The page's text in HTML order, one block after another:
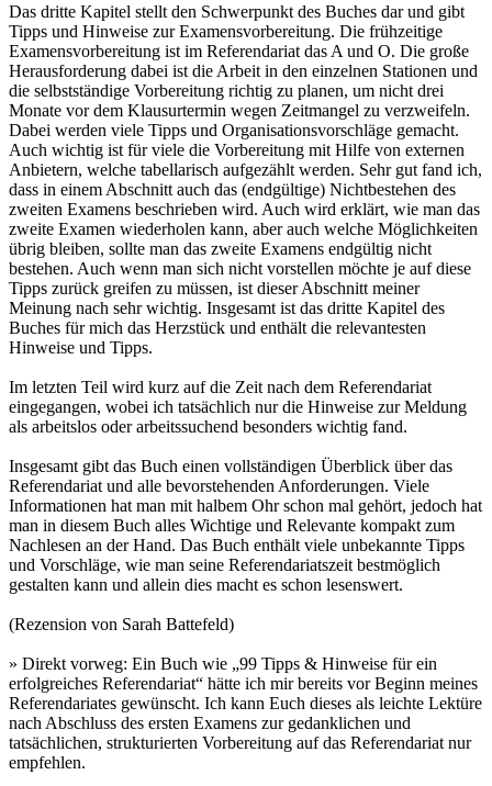
Das dritte Kapitel stellt den Schwerpunkt des Buches dar und gibt
Tipps und Hinweise zur Examensvorbereitung. Die frühzeitige
Examensvorbereitung ist im Referendariat das A und O. Die große
Herausforderung dabei ist die Arbeit in den einzelnen Stationen und
die selbstständige Vorbereitung richtig zu planen, um nicht drei
Monate vor dem Klausurtermin wegen Zeitmangel zu verzweifeln.
Dabei werden viele Tipps und Organisationsvorschläge gemacht.
Auch wichtig ist für viele die Vorbereitung mit Hilfe von externen
Anbietern, welche tabellarisch aufgezählt werden. Sehr gut fand ich,
dass in einem Abschnitt auch das (endgültige) Nichtbestehen des
zweiten Examens beschrieben wird. Auch wird erklärt, wie man das
zweite Examen wiederholen kann, aber auch welche Möglichkeiten
übrig bleiben, sollte man das zweite Examens endgültig nicht
bestehen. Auch wenn man sich nicht vorstellen möchte je auf diese
Tipps zurück greifen zu müssen, ist dieser Abschnitt meiner
Meinung nach sehr wichtig. Insgesamt ist das dritte Kapitel des
Buches für mich das Herzstück und enthält die relevantesten
Hinweise und Tipps.
Im letzten Teil wird kurz auf die Zeit nach dem Referendariat
eingegangen, wobei ich tatsächlich nur die Hinweise zur Meldung
als arbeitslos oder arbeitssuchend besonders wichtig fand.
Insgesamt gibt das Buch einen vollständigen Überblick über das
Referendariat und alle bevorstehenden Anforderungen. Viele
Informationen hat man mit halbem Ohr schon mal gehört, jedoch hat
man in diesem Buch alles Wichtige und Relevante kompakt zum
Nachlesen an der Hand. Das Buch enthält viele unbekannte Tipps
und Vorschläge, wie man seine Referendariatszeit bestmöglich
gestalten kann und allein dies macht es schon lesenswert.
(Rezension von Sarah Battefeld)
» Direkt vorweg: Ein Buch wie „99 Tipps & Hinweise für ein
erfolgreiches Referendariat“ hätte ich mir bereits vor Beginn meines
Referendariates gewünscht. Ich kann Euch dieses als leichte Lektüre
nach Abschluss des ersten Examens zur gedanklichen und
tatsächlichen, strukturierten Vorbereitung auf das Referendariat nur
empfehlen.